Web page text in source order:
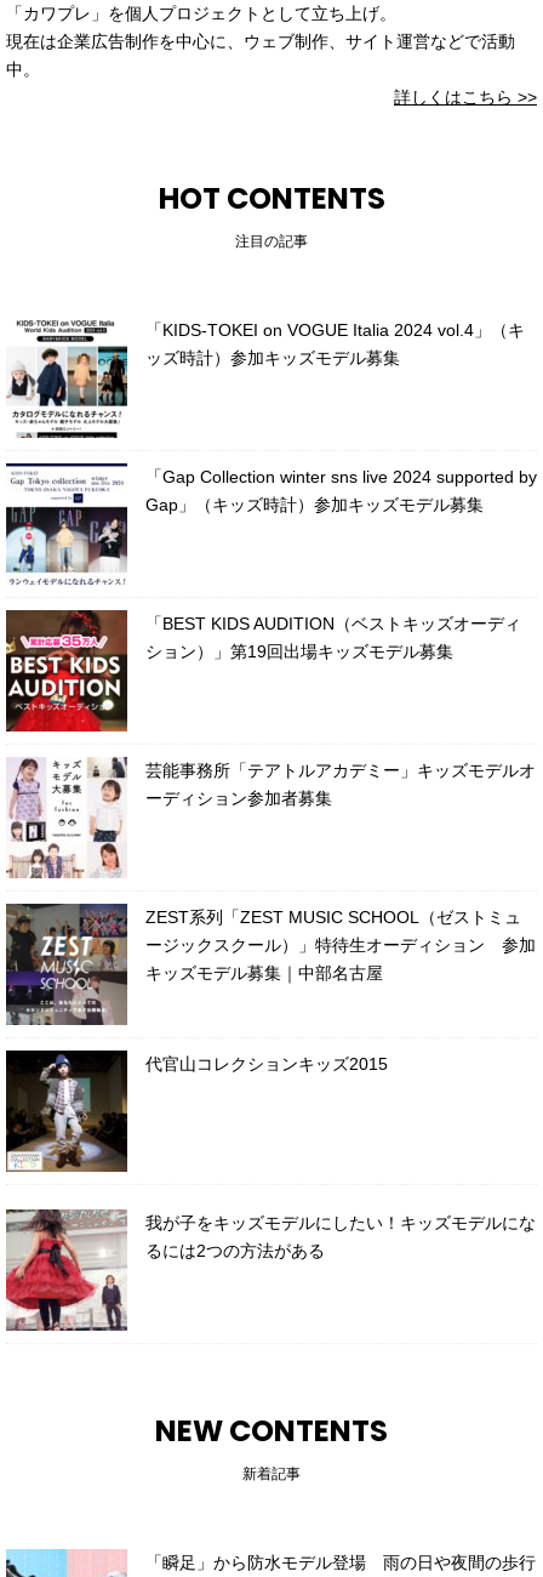
「カワプレ」を個人プロジェクトとして立ち上げ。
現在は企業広告制作を中心に、ウェブ制作、サイト運営などで活動
中。
詳しくはこちら >>
HOT CONTENTS
注目の記事
「KIDS-TOKEI on VOGUE Italia 2024 vol.4」（キ
ッズ時計）参加キッズモデル募集
「Gap Collection winter sns live 2024 supported by
Gap」（キッズ時計）参加キッズモデル募集
「BEST KIDS AUDITION（ベストキッズオーディ
ション）」第19回出場キッズモデル募集
芸能事務所「テアトルアカデミー」キッズモデルオ
ーディション参加者募集
ZEST系列「ZEST MUSIC SCHOOL（ゼストミュ
ージックスクール）」特待生オーディション 参加
キッズモデル募集｜中部名古屋
代官山コレクションキッズ2015
我が子をキッズモデルにしたい！キッズモデルにな
るには2つの方法がある
NEW CONTENTS
新着記事
「瞬足」から防水モデル登場 雨の日や夜間の歩行